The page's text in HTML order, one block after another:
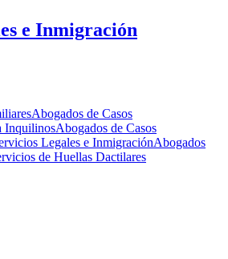
e Inmigración
Abogados de Casos
InquilinosAbogados de Casos
Legales e InmigraciónAbogados
de Huellas Dactilares